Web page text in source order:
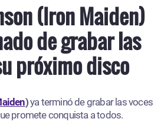
(Iron Maiden)
de grabar las
próximo disco
)ya terminó de grabar las voces
promete conquista a todos.